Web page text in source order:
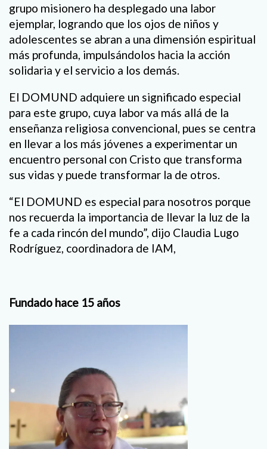
grupo misionero ha desplegado una labor
ejemplar, logrando que los ojos de niños y
adolescentes se abran a una dimensión espiritual
más profunda, impulsándolos hacia la acción
solidaria y el servicio a los demás.
El DOMUND adquiere un significado especial
para este grupo, cuya labor va más allá de la
enseñanza religiosa convencional, pues se centra
en llevar a los más jóvenes a experimentar un
encuentro personal con Cristo que transforma
sus vidas y puede transformar la de otros.
“El DOMUND es especial para nosotros porque
nos recuerda la importancia de llevar la luz de la
fe a cada rincón del mundo”, dijo Claudia Lugo
Rodríguez, coordinadora de IAM,
Fundado hace 15 años